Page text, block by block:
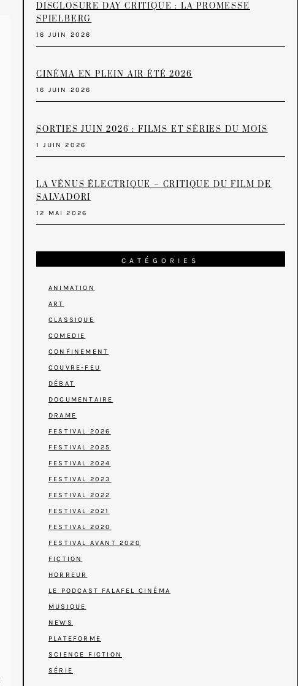
DISCLOSURE DAY CRITIQUE : LA PROMESSE
SPIELBERG
16 JUIN 2026
CINÉMA EN PLEIN AIR ÉTÉ 2026
16 JUIN 2026
SORTIES JUIN 2026 : FILMS ET SÉRIES DU MOIS
1 JUIN 2026
LA VÉNUS ÉLECTRIQUE – CRITIQUE DU FILM DE
SALVADORI
12 MAI 2026
CATÉGORIES
ANIMATION
ART
CLASSIQUE
COMEDIE
CONFINEMENT
COUVRE-FEU
DÉBAT
DOCUMENTAIRE
DRAME
FESTIVAL 2026
FESTIVAL 2025
FESTIVAL 2024
FESTIVAL 2023
FESTIVAL 2022
FESTIVAL 2021
FESTIVAL 2020
FESTIVAL AVANT 2020
FICTION
HORREUR
LE PODCAST FALAFEL CINÉMA
MUSIQUE
NEWS
PLATEFORME
SCIENCE FICTION
SÉRIE